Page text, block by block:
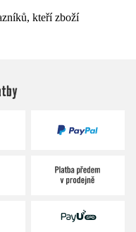
kteří zboží